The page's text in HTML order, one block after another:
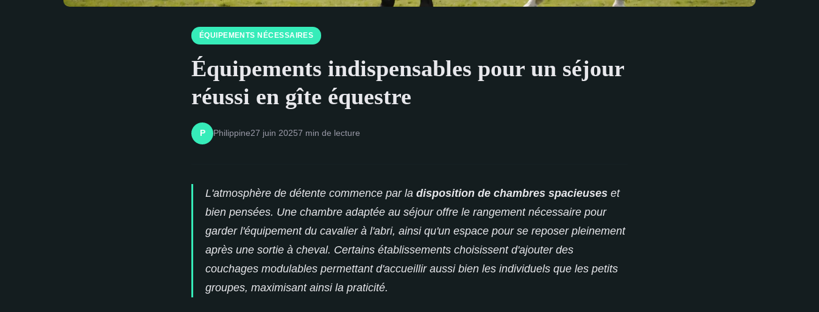
ÉQUIPEMENTS NÉCESSAIRES
Équipements indispensables pour un séjour
réussi en gîte équestre
P Philippine27 juin 20257 min de lecture
L'atmosphère de détente commence par la disposition de chambres spacieuses et
bien pensées. Une chambre adaptée au séjour offre le rangement nécessaire pour
garder l'équipement du cavalier à l'abri, ainsi qu'un espace pour se reposer pleinement
après une sortie à cheval. Certains établissements choisissent d'ajouter des
couchages modulables permettant d'accueillir aussi bien les individuels que les petits
groupes, maximisant ainsi la praticité.